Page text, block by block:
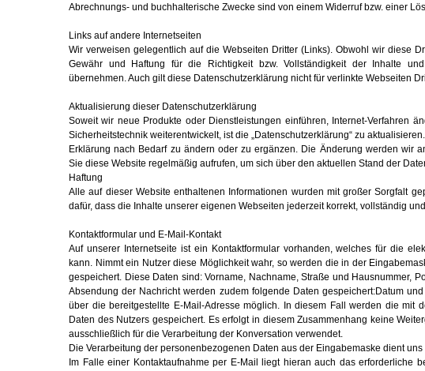
Abrechnungs- und buchhalterische Zwecke sind von einem Widerruf bzw. einer
Links auf andere Internetseiten
Wir verweisen gelegentlich auf die Webseiten Dritter (Links). Obwohl wir diese
Gewähr und Haftung für die Richtigkeit bzw. Vollständigkeit der Inhalte
übernehmen. Auch gilt diese Datenschutzerklärung nicht für verlinkte Webseiten
Aktualisierung dieser Datenschutzerklärung
Soweit wir neue Produkte oder Dienstleistungen einführen, Internet-Verfahren
Sicherheitstechnik weiterentwickelt, ist die „Datenschutzerklärung“ zu
Erklärung nach Bedarf zu ändern oder zu ergänzen. Die Änderung werden wir
Sie diese Website regelmäßig aufrufen, um sich über den aktuellen Stand der
Haftung
Alle auf dieser Website enthaltenen Informationen wurden mit großer Sorgfalt
dafür, dass die Inhalte unserer eigenen Webseiten jederzeit korrekt, vollständig
Kontaktformular und E-Mail-Kontakt
Auf unserer Internetseite ist ein Kontaktformular vorhanden, welches für die
kann. Nimmt ein Nutzer diese Möglichkeit wahr, so werden die in der
gespeichert. Diese Daten sind: Vorname, Nachname, Straße und Hausnummer,
Absendung der Nachricht werden zudem folgende Daten gespeichert:Datum
über die bereitgestellte E-Mail-Adresse möglich. In diesem Fall werden die mit
Daten des Nutzers gespeichert. Es erfolgt in diesem Zusammenhang keine
ausschließlich für die Verarbeitung der Konversation verwendet.
Die Verarbeitung der personenbezogenen Daten aus der Eingabemaske dient
Im Falle einer Kontaktaufnahme per E-Mail liegt hieran auch das erforderliche